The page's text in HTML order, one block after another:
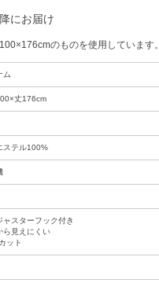
にお届け
のものを使用しています。
ム
丈176cm
ステル100%
ャスターフック付き
ら見えにくい
ット